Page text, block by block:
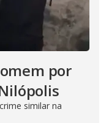
por
similar na